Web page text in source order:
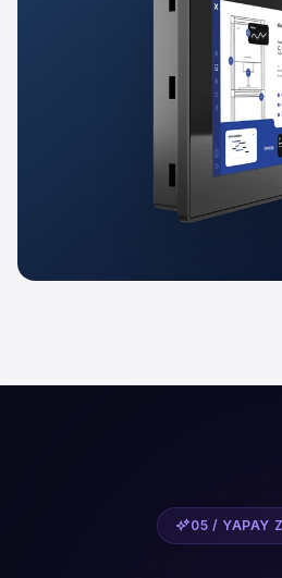
05 / YAPAY